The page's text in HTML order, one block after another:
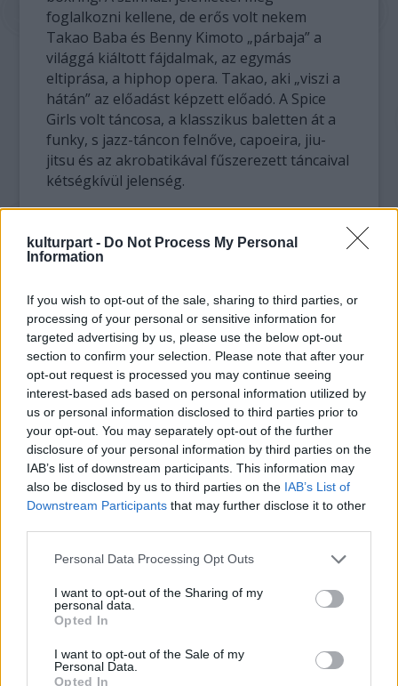
kulturpart - Do Not Process My Personal
Information
If you wish to opt-out of the sale, sharing to third parties, or
processing of your personal or sensitive information for
targeted advertising by us, please use the below opt-out
section to confirm your selection. Please note that after your
opt-out request is processed you may continue seeing
interest-based ads based on personal information utilized by
us or personal information disclosed to third parties prior to
your opt-out. You may separately opt-out of the further
disclosure of your personal information by third parties on the
IAB’s list of downstream participants. This information may
also be disclosed by us to third parties on the IAB’s List of
Downstream Participants that may further disclose it to other
Please note that this website/app uses one or more Google
not limited to your visit or usage behaviour. You may click to
grant or deny consent to Google and its third-party tags to
use your data for below specified purposes in below Google
consent section.
Personal Data Processing Opt Outs
I want to opt-out of the Sharing of my
personal data.
Opted In
I want to opt-out of the Sale of my
Personal Data.
Opted In
foglalkozni kellene, de erős volt nekem
Takao Baba és Benny Kimoto „párbaja” a
világgá kiáltott fájdalmak, az egymás
eltiprása, a hiphop opera. Takao, aki „viszi a
hátán” az előadást képzett előadó. A Spice
Girls volt táncosa, a klasszikus baletten át a
funky, s jazz-táncon felnőve, capoeira, jiu-
jitsu és az akrobatikával fűszerezett táncaival
kétségkívül jelenség.
hiphop gyökere 1929-re nyúlik vissza, s a
hetvenes években tetőzik. Egy balul sikerült
gazdagok elmentek, s szegények jöttek a
helyükre. Afro-amerikaiak, Puerto-rico-iakkal
együtt. A kihasználatlanul hagyott,
feleslegessé vált épületekben magukra
hagyatva éltek. A történet ismerős,
bandaháborúk, erőszak és bűnözés. Amikor
a hiphop születéséről beszélünk, három
embert szokás a „keresztapákként”
emlegetni: Afrika Bambaataát, Kool Herc-öt
és Grandmaster Flasht. 1973-at írunk, mikor
megszületik. Afrika Bambaataa szerint a
hetvenes évekre az emberek elfáradtak a
kábítószerezésbe. Valami új kellett, valami
pozitív. A hiphop már akkor összetett volt,
mikor a kor megszülte volna, elsőként a rap,
ami a jazz-ben gyökeredzik, azon belül is a
virtuóz halandzsa-ének-beszéd, az ún. scat,
azután a funky, James Brown-nal az élén, s